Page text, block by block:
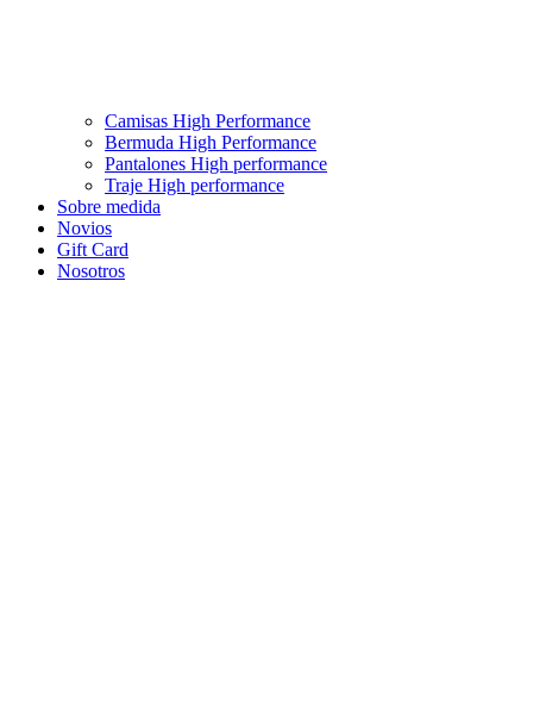
Camisas High Performance
Bermuda High Performance
Pantalones High performance
Traje High performance
Sobre medida
Novios
Gift Card
Nosotros